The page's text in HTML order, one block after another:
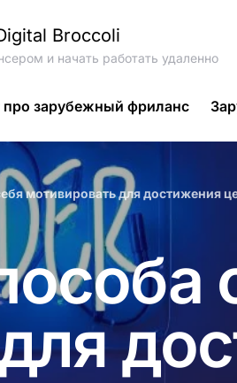
Broccoli
и начать работать удаленно
про зарубежный фриланс
мотивировать для достижения